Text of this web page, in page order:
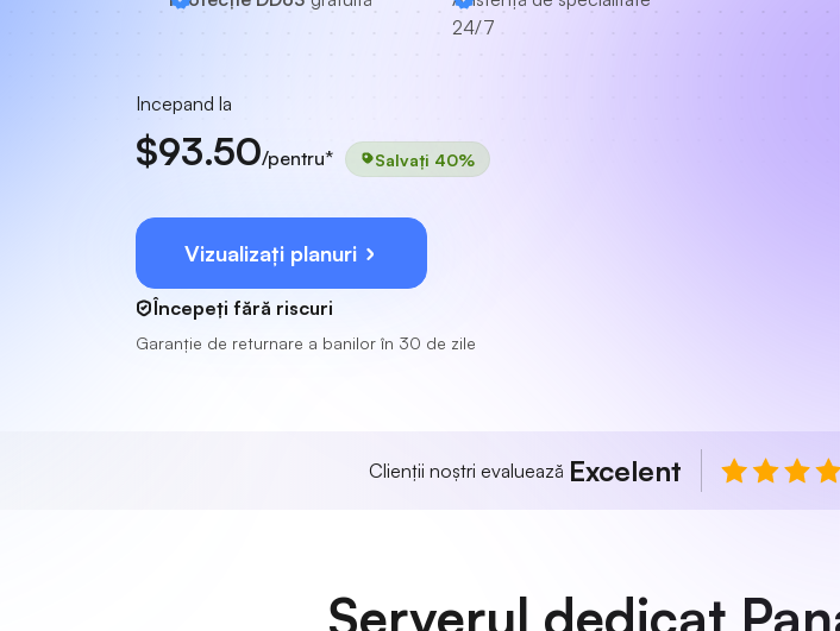
24/7
Incepand la
$93.50/pentru* Salvați 40%
Vizualizați planuri
Începeți fără riscuri
Garanție de returnare a banilor în 30 de zile
Clienții noștri evaluează Excelent
Serverul dedicat